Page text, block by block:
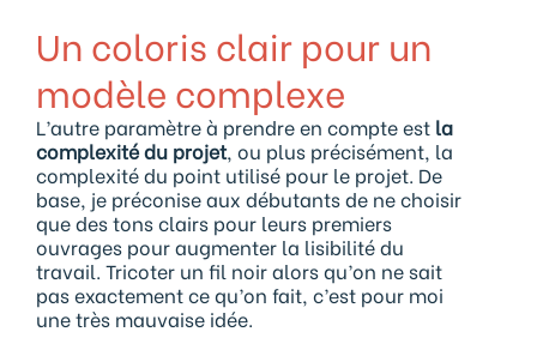
Un coloris clair pour un
modèle complexe
L’autre paramètre à prendre en compte est la
complexité du projet, ou plus précisément, la
complexité du point utilisé pour le projet. De
base, je préconise aux débutants de ne choisir
que des tons clairs pour leurs premiers
ouvrages pour augmenter la lisibilité du
travail. Tricoter un fil noir alors qu’on ne sait
pas exactement ce qu’on fait, c’est pour moi
une très mauvaise idée.